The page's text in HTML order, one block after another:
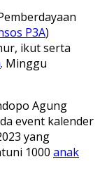
P3A)
ikut serta
. Minggu
Agung
event kalender
yang
1000 anak